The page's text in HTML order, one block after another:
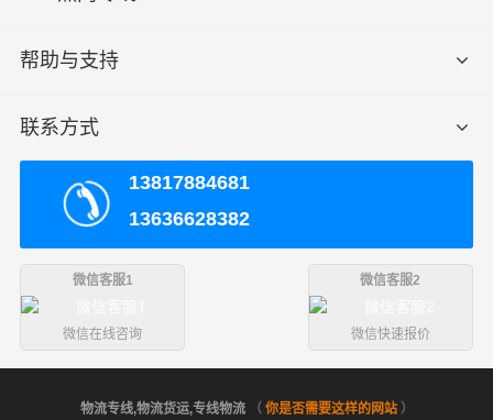
帮助与支持
联系方式
13817884681
13636628382
微信客服1
微信在线咨询
微信客服2
微信快速报价
物流专线,物流货运,专线物流（ 你是否需要这样的网站）